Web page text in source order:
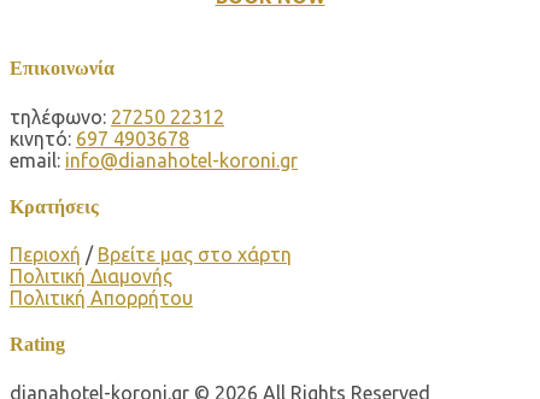
Επικοινωνία
τηλέφωνο: 27250 22312
κινητό: 697 4903678
email: info@dianahotel-koroni.gr
Κρατήσεις
Περιοχή / Βρείτε μας στο χάρτη
Πολιτική Διαμονής
Πολιτική Απορρήτου
Rating
dianahotel-koroni.gr © 2026 All Rights Reserved